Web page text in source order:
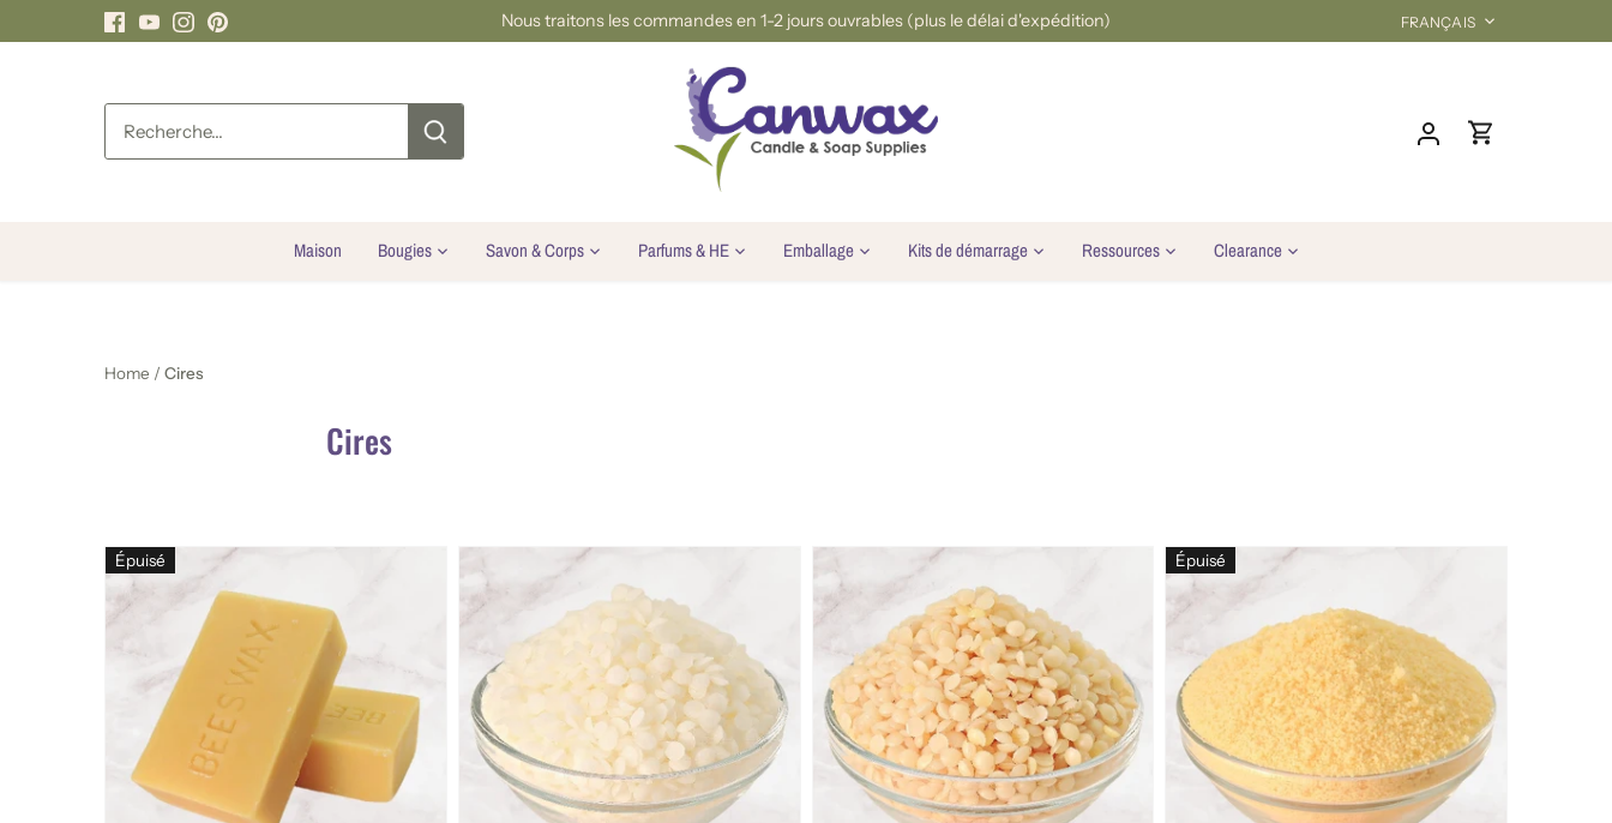
au
Nous traitons les commandes en 1-2 jours ouvrables (plus le délai d'expédition) Langue
FRANÇAIS
Maison Bougies Savon & Corps Parfums & HE Emballage Kits de démarrage Ressources Clearance
Home /Cires
Cires
Épuisé Épuisé